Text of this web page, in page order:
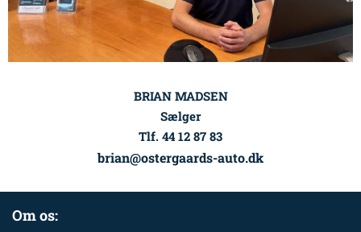
BRIAN MADSEN
Sælger
Tlf. 44 12 87 83
brian@ostergaards-auto.dk
Om os: